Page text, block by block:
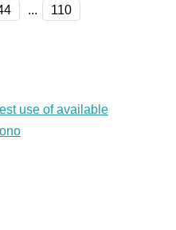
... 110
use of available